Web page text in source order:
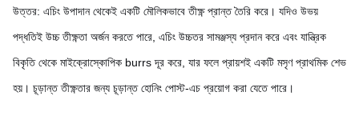
উত্তর: এচিং উপাদান থেকেই একটি মৌলিকভাবে তীক্ষ্ণ প্রান্ত তৈরি করে। যদিও উভয়
পদ্ধতিই উচ্চ তীক্ষ্ণতা অর্জন করতে পারে, এচিং উচ্চতর সামঞ্জস্য প্রদান করে এবং যান্ত্রিক
বিকৃতি থেকে মাইক্রোস্কোপিক burrs দূর করে, যার ফলে প্রায়শই একটি মসৃণ প্রাথমিক শেভ
হয়। চূড়ান্ত তীক্ষ্ণতার জন্য চূড়ান্ত হোনিং পোস্ট-এচ প্রয়োগ করা যেতে পারে।